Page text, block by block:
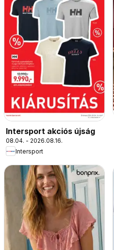
Intersport akciós újság
08.04. - 2026.08.16.
Intersport